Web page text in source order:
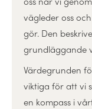
vägleder oss
gör. Den
grundläggande
Värdegrunden
viktiga för att vi
en kompass i